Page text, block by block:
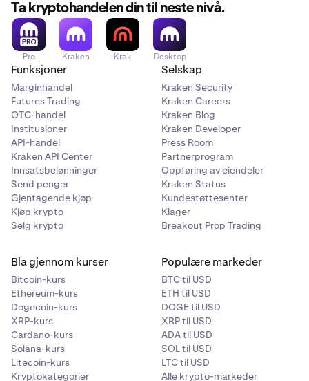
kontoen din.
Ta kryptohandelen din til neste nivå.
Pro Kraken Krak Desktop
Funksjoner
Marginhandel
Futures Trading
OTC-handel
Institusjoner
API-handel
Kraken API Center
Innsatsbelønninger
Send penger
Gjentagende kjøp
Kjøp krypto
Selg krypto
Selskap
Kraken Security
Kraken Careers
Kraken Blog
Kraken Developer
Press Room
Partnerprogram
Oppføring av eiendeler
Kraken Status
Kundestøttesenter
Klager
Breakout Prop Trading
Bla gjennom kurser
Bitcoin-kurs
Ethereum-kurs
Dogecoin-kurs
XRP-kurs
Cardano-kurs
Solana-kurs
Litecoin-kurs
Kryptokategorier
Populære markeder
BTC til USD
ETH til USD
DOGE til USD
XRP til USD
ADA til USD
SOL til USD
LTC til USD
Alle krypto-markeder